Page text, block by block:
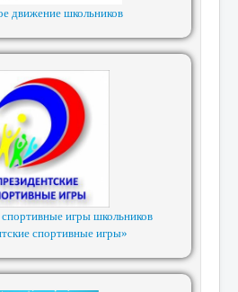
движение школьников
игры школьников
спортивные игры»